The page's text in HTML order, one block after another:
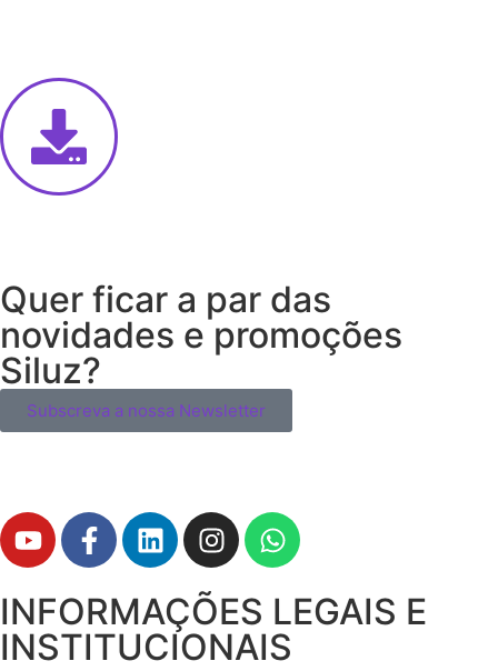
Quer ficar a par das
novidades e promoções
Siluz?
Subscreva a nossa Newsletter
INFORMAÇÕES LEGAIS E
INSTITUCIONAIS